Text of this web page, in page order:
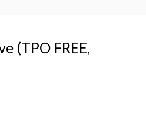
(TPO FREE,